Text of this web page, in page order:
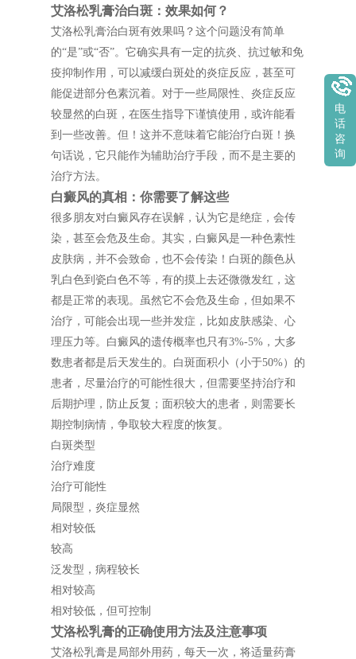
艾洛松乳膏治白斑：效果如何？
艾洛松乳膏治白斑有效果吗？这个问题没有简单
的“是”或“否”。它确实具有一定的抗炎、抗过敏和免
疫抑制作用，可以减缓白斑处的炎症反应，甚至可
能促进部分色素沉着。对于一些局限性、炎症反应
较显然的白斑，在医生指导下谨慎使用，或许能看
到一些改善。但！这并不意味着它能治疗白斑！换
句话说，它只能作为辅助治疗手段，而不是主要的
治疗方法。
白癜风的真相：你需要了解这些
很多朋友对白癜风存在误解，认为它是绝症，会传
染，甚至会危及生命。其实，白癜风是一种色素性
皮肤病，并不会致命，也不会传染！白斑的颜色从
乳白色到瓷白色不等，有的摸上去还微微发红，这
都是正常的表现。虽然它不会危及生命，但如果不
治疗，可能会出现一些并发症，比如皮肤感染、心
理压力等。白癜风的遗传概率也只有3%-5%，大多
数患者都是后天发生的。白斑面积小（小于50%）的
患者，尽量治疗的可能性很大，但需要坚持治疗和
后期护理，防止反复；面积较大的患者，则需要长
期控制病情，争取较大程度的恢复。
白斑类型
治疗难度
治疗可能性
局限型，炎症显然
相对较低
较高
泛发型，病程较长
相对较高
相对较低，但可控制
艾洛松乳膏的正确使用方法及注意事项
艾洛松乳膏是局部外用药，每天一次，将适量药膏
电
话
咨
询